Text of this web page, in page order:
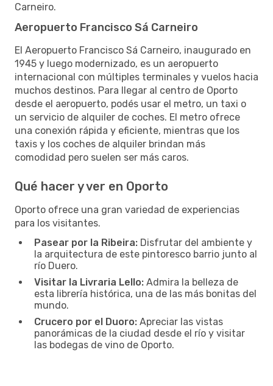
Carneiro.
Aeropuerto Francisco Sá Carneiro
El Aeropuerto Francisco Sá Carneiro, inaugurado en
1945 y luego modernizado, es un aeropuerto
internacional con múltiples terminales y vuelos hacia
muchos destinos. Para llegar al centro de Oporto
desde el aeropuerto, podés usar el metro, un taxi o
un servicio de alquiler de coches. El metro ofrece
una conexión rápida y eficiente, mientras que los
taxis y los coches de alquiler brindan más
comodidad pero suelen ser más caros.
Qué hacer y ver en Oporto
Oporto ofrece una gran variedad de experiencias
para los visitantes.
Pasear por la Ribeira: Disfrutar del ambiente y
la arquitectura de este pintoresco barrio junto al
río Duero.
Visitar la Livraria Lello: Admira la belleza de
esta librería histórica, una de las más bonitas del
mundo.
Crucero por el Duoro: Apreciar las vistas
panorámicas de la ciudad desde el río y visitar
las bodegas de vino de Oporto.